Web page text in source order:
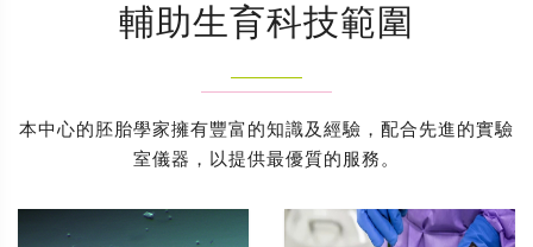
輔助生育科技範圍
本中心的胚胎學家擁有豐富的知識及經驗，配合先進的實驗
室儀器，以提供最優質的服務。